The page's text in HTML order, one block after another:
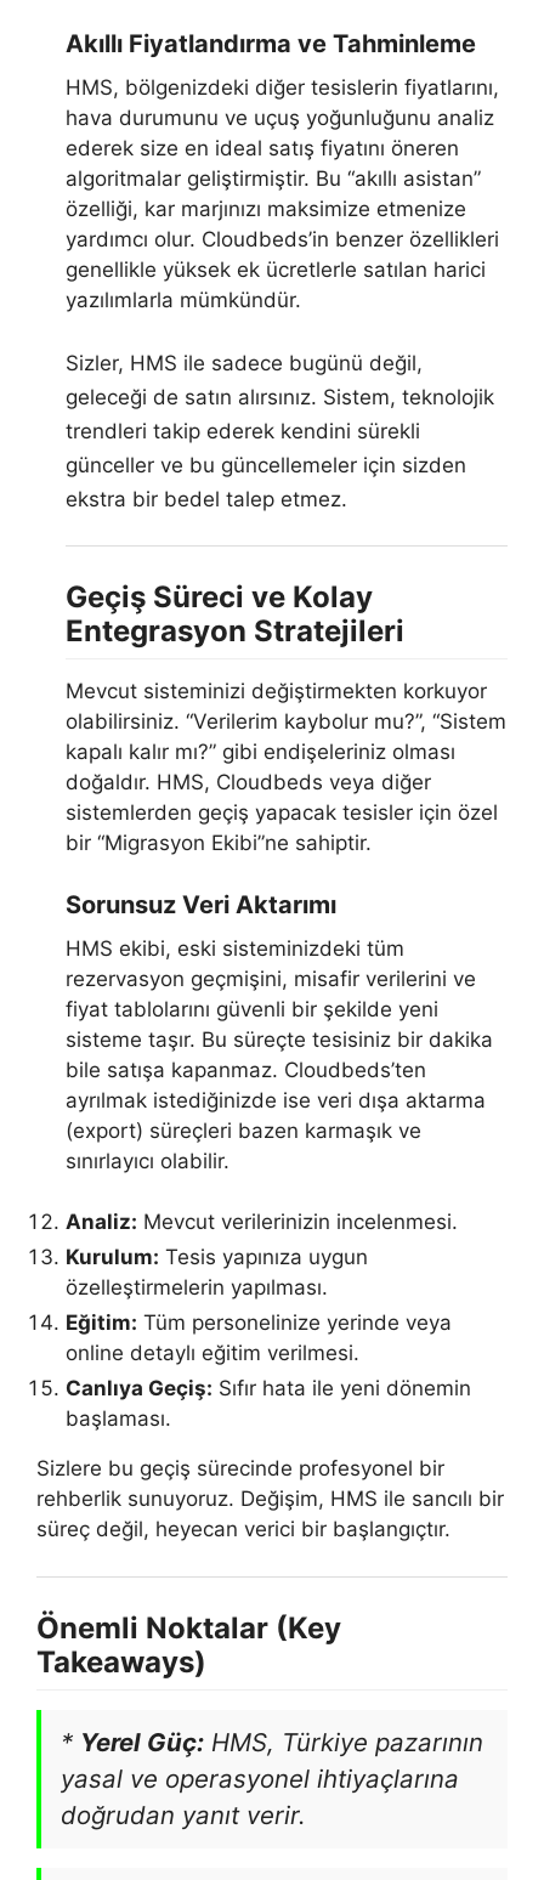
Akıllı Fiyatlandırma ve Tahminleme
HMS, bölgenizdeki diğer tesislerin fiyatlarını,
hava durumunu ve uçuş yoğunluğunu analiz
ederek size en ideal satış fiyatını öneren
algoritmalar geliştirmiştir. Bu “akıllı asistan”
özelliği, kar marjınızı maksimize etmenize
yardımcı olur. Cloudbeds’in benzer özellikleri
genellikle yüksek ek ücretlerle satılan harici
yazılımlarla mümkündür.
Sizler, HMS ile sadece bugünü değil,
geleceği de satın alırsınız. Sistem, teknolojik
trendleri takip ederek kendini sürekli
günceller ve bu güncellemeler için sizden
ekstra bir bedel talep etmez.
Geçiş Süreci ve Kolay
Entegrasyon Stratejileri
Mevcut sisteminizi değiştirmekten korkuyor
olabilirsiniz. “Verilerim kaybolur mu?”, “Sistem
kapalı kalır mı?” gibi endişeleriniz olması
doğaldır. HMS, Cloudbeds veya diğer
sistemlerden geçiş yapacak tesisler için özel
bir “Migrasyon Ekibi”ne sahiptir.
Sorunsuz Veri Aktarımı
HMS ekibi, eski sisteminizdeki tüm
rezervasyon geçmişini, misafir verilerini ve
fiyat tablolarını güvenli bir şekilde yeni
sisteme taşır. Bu süreçte tesisiniz bir dakika
bile satışa kapanmaz. Cloudbeds’ten
ayrılmak istediğinizde ise veri dışa aktarma
(export) süreçleri bazen karmaşık ve
sınırlayıcı olabilir.
Analiz: Mevcut verilerinizin incelenmesi.
Kurulum: Tesis yapınıza uygun
özelleştirmelerin yapılması.
Eğitim: Tüm personelinize yerinde veya
online detaylı eğitim verilmesi.
Canlıya Geçiş: Sıfır hata ile yeni dönemin
başlaması.
Sizlere bu geçiş sürecinde profesyonel bir
rehberlik sunuyoruz. Değişim, HMS ile sancılı bir
süreç değil, heyecan verici bir başlangıçtır.
Önemli Noktalar (Key
Takeaways)
* Yerel Güç: HMS, Türkiye pazarının
yasal ve operasyonel ihtiyaçlarına
doğrudan yanıt verir.